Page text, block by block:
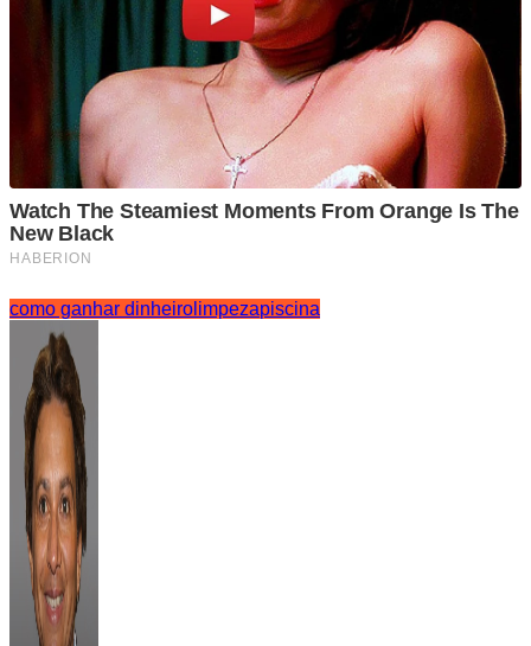
como ganhar dinheiro limpezapiscina